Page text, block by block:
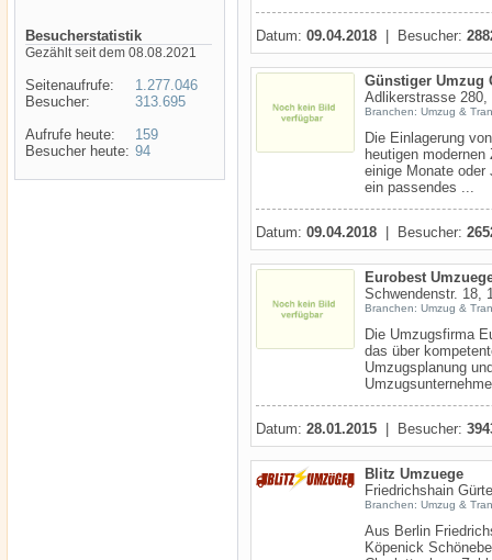
Besucherstatistik
Gezählt seit dem 08.08.2021
Seitenaufrufe:
Besucher:
Aufrufe heute:
Besucher heute:
1.277.046
313.695
159
94
Datum: 09.04.2018 | Besucher:
Günstiger Umzug
Adlikerstrasse 280,
Branchen: Umzug &
Die Einlagerung
heutigen
einige Monate
ein passendes ...
Datum: 09.04.2018 | Besucher:
Eurobest
Schwendenstr. 18,
Branchen: Umzug &
Die Umzugsfirma
das über
Umzugsplanung
Datum: 28.01.2015 | Besucher:
Blitz Umzuege
Friedrichshain
Branchen: Umzug &
Aus Berlin
Köpenick